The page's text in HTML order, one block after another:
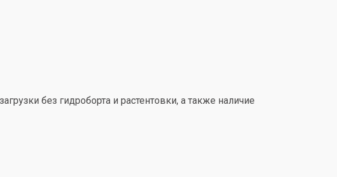
без гидроборта и растентовки, а также наличие